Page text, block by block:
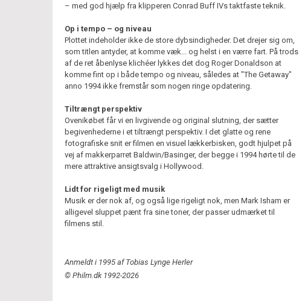
– med god hjælp fra klipperen Conrad Buff IVs taktfaste teknik.
Op i tempo – og niveau
Plottet indeholder ikke de store dybsindigheder. Det drejer sig om,
som titlen antyder, at komme væk... og helst i en værre fart. På trods
af de ret åbenlyse klichéer lykkes det dog Roger Donaldson at
komme fint op i både tempo og niveau, således at "The Getaway"
anno 1994 ikke fremstår som nogen ringe opdatering.
Tiltrængt perspektiv
Ovenikøbet får vi en livgivende og original slutning, der sætter
begivenhederne i et tiltrængt perspektiv. I det glatte og rene
fotografiske snit er filmen en visuel lækkerbisken, godt hjulpet på
vej af makkerparret Baldwin/Basinger, der begge i 1994 hørte til de
mere attraktive ansigtsvalg i Hollywood.
Lidt for rigeligt med musik
Musik er der nok af, og også lige rigeligt nok, men Mark Isham er
alligevel sluppet pænt fra sine toner, der passer udmærket til
filmens stil.
Anmeldt i 1995 af Tobias Lynge Herler
© Philm.dk 1992-2026